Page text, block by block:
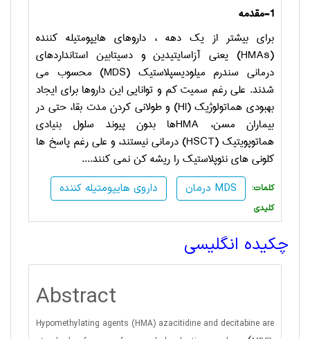
1- مقدمه
برای بیشتر از یک دهه ، داروهای هایپومتیله کننده
(HMAs) یعنی آزاسایتیدین و دسیتابین استانداردهای
درمانی سندرم میلودیسپلاستیک (MDS) محسوب می
شدند. علی رغم سمیت کم و توانایی این داروها برای ایجاد
بهبودی هماتولوژیک(HI) و طولانی کردن مدت بقا، حتی در
بیماران مسن، HMAها بدون پیوند سلول بنیادی
هماتوپویتیک(HSCT) درمانی نیستند، و علی رغم پاسخ ها
کلونی های نئوپلاستیک را ریشه کن نمی کنند....
داروی هایپومتیله کننده درمان MDS
:کلمات
کلیدی
چکیده انگلیسی
Abstract
Hypomethylating agents (HMA) azacitidine and decitabine are